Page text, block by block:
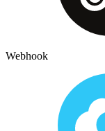
Webhook